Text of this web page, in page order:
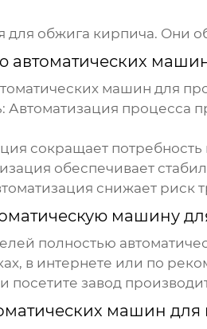
для обжига кирпича. Они
автоматических
машин для
Автоматизация процесса
сокращает потребность
обеспечивает
снижает риск
машину
полностью
в интернете или по
посетите завод
машин для